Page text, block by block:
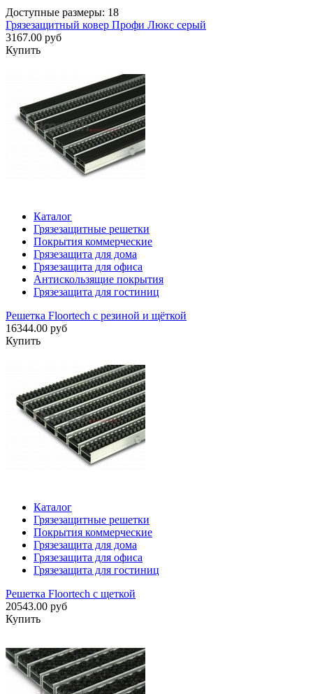
Доступные размеры: 18
Грязезащитный ковер Профи Люкс серый
3167.00 руб
Купить
Каталог
Грязезащитные решетки
Покрытия коммерческие
Грязезащита для дома
Грязезащита для офиса
Антискользящие покрытия
Грязезащита для гостиниц
Решетка Floortech с резиной и щёткой
16344.00 руб
Купить
Каталог
Грязезащитные решетки
Покрытия коммерческие
Грязезащита для дома
Грязезащита для офиса
Грязезащита для гостиниц
Решетка Floortech с щеткой
20543.00 руб
Купить